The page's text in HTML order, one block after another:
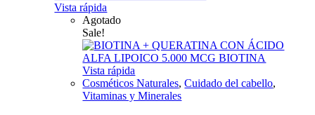
Vista rápida
Agotado
Sale!
Vista rápida
Cosméticos Naturales,Cuidado del cabello,
Vitaminas y Minerales